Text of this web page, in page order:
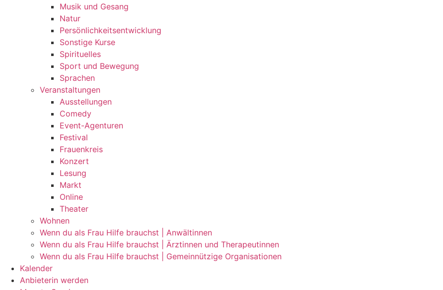
Musik und Gesang
Natur
Persönlichkeitsentwicklung
Sonstige Kurse
Spirituelles
Sport und Bewegung
Sprachen
Veranstaltungen
Ausstellungen
Comedy
Event-Agenturen
Festival
Frauenkreis
Konzert
Lesung
Markt
Online
Theater
Wohnen
Wenn du als Frau Hilfe brauchst | Anwältinnen
Wenn du als Frau Hilfe brauchst | Ärztinnen und Therapeutinnen
Wenn du als Frau Hilfe brauchst | Gemeinnützige Organisationen
Kalender
Anbieterin werden